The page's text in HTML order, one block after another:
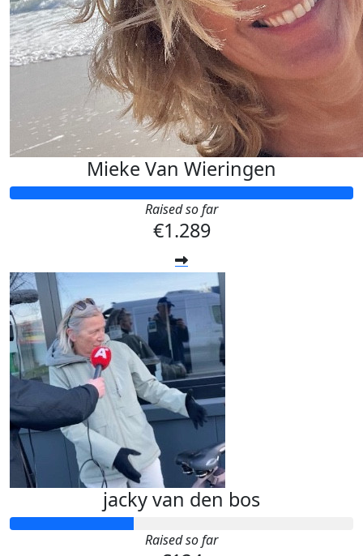
Mieke Van Wieringen
Raised so far
€1.289
jacky van den bos
Raised so far